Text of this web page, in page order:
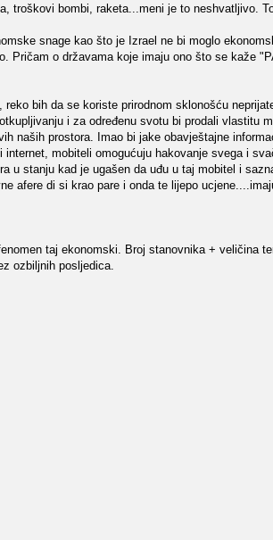
troškovi bombi, raketa...meni je to neshvatljivo.
snage kao što je Izrael ne bi moglo
Pričam o državama koje imaju ono što se kaže
bih da se koriste prirodnom sklonošću
i za određenu svotu bi prodali vlastitu
naših prostora. Imao bi jake obavještajne
internet, mobiteli omogućuju hakovanje svega i
u stanju kad je ugašen da uđu u taj mobitel i
afere di si krao pare i onda te lijepo
taj ekonomski. Broj stanovnika + veličina
ozbiljnih posljedica.